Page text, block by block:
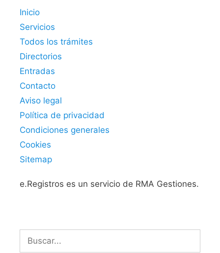
Inicio
Servicios
Todos los trámites
Directorios
Entradas
Contacto
Aviso legal
Política de privacidad
Condiciones generales
Cookies
Sitemap
e.Registros es un servicio de RMA Gestiones.
Buscar: